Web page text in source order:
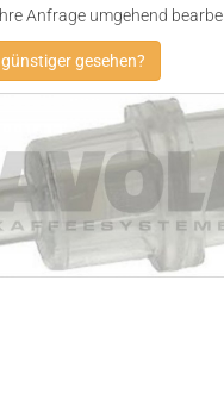
Anfrage umgehend
gesehen?